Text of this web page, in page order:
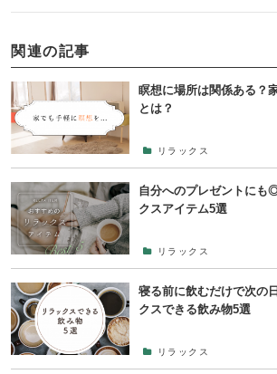
関連の記事
瞑想に場所は関係ある？
とは？
リラックス
自分へのプレゼントにも
クスアイテム5選
リラックス
寝る前に飲むだけで次の
クスできる飲み物5選
リラックス